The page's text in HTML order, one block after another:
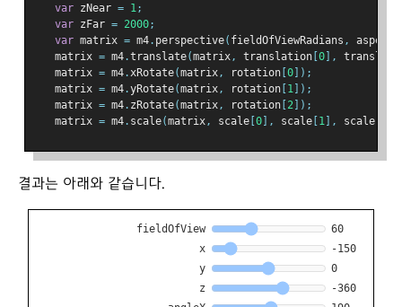
var zNear = 1 ;
var zFar = 2000;
var matrix = m4. perspective( fieldOfViewRadians , aspect
   matrix
= m4.translate(matrix , translation [0],
   matrix
= m4. xRotate(matrix , rotation [0]);
   matrix
= m4.yRotate(matrix , rotation [1 ]);
   matrix
= m4. zRotate(matrix , rotation [2 ]);
   matrix
= m4. scale(matrix , scale [0], scale [1 ], scale
결과는 아래와 같습니다.